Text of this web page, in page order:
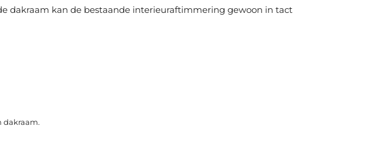
dakraam kan de bestaande interieuraftimmering gewoon in tact
dakraam.